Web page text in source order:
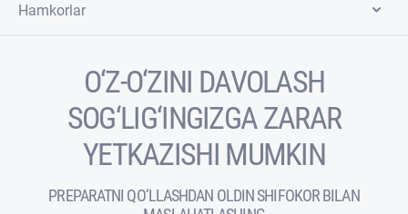
Hamkorlar
O‘Z-O‘ZINI DAVOLASH
SOG‘LIG‘INGIZGA ZARAR
YETKAZISHI MUMKIN
PREPARATNI QO‘LLASHDAN OLDIN SHIFOKOR BILAN